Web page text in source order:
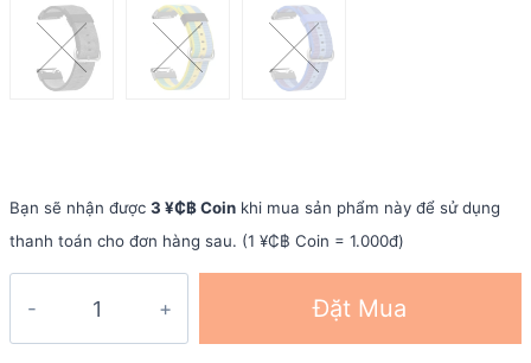
Bạn sẽ nhận được 3 ¥₵฿ Coin khi mua sản phẩm này để sử dụng
thanh toán cho đơn hàng sau. (1 ¥₵฿ Coin = 1.000đ)
Đặt Mua